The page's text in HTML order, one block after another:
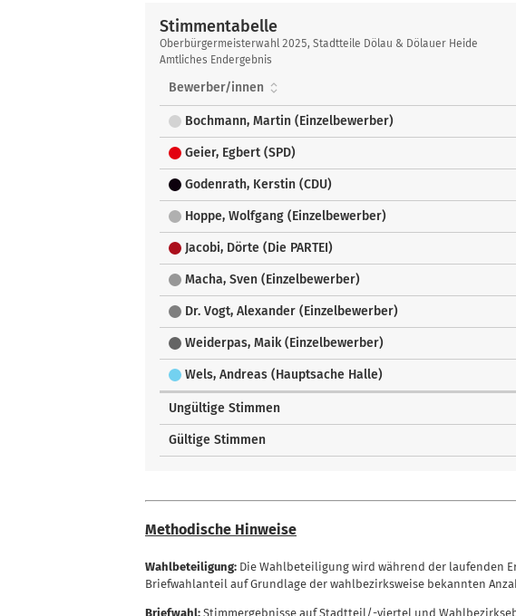
Stimmentabelle
Stimmentabelle
Oberbürgermeisterwahl 2025, Stadtteile Dölau & Dölauer Heide
Amtliches Endergebnis
Bewerber/innen
Bochmann, Martin (Einzelbewerber)
Geier, Egbert (SPD)
Godenrath, Kerstin (CDU)
Hoppe, Wolfgang (Einzelbewerber)
Jacobi, Dörte (Die PARTEI)
Macha, Sven (Einzelbewerber)
Dr. Vogt, Alexander (Einzelbewerber)
Weiderpas, Maik (Einzelbewerber)
Wels, Andreas (Hauptsache Halle)
Ungültige Stimmen
Gültige Stimmen
Methodische Hinweise
Wahlbeteiligung: Die Wahlbeteiligung wird während der laufenden
Briefwahlanteil auf Grundlage der wahlbezirksweise bekannten
Briefwahl: Stimmergebnisse auf Stadtteil/-viertel und